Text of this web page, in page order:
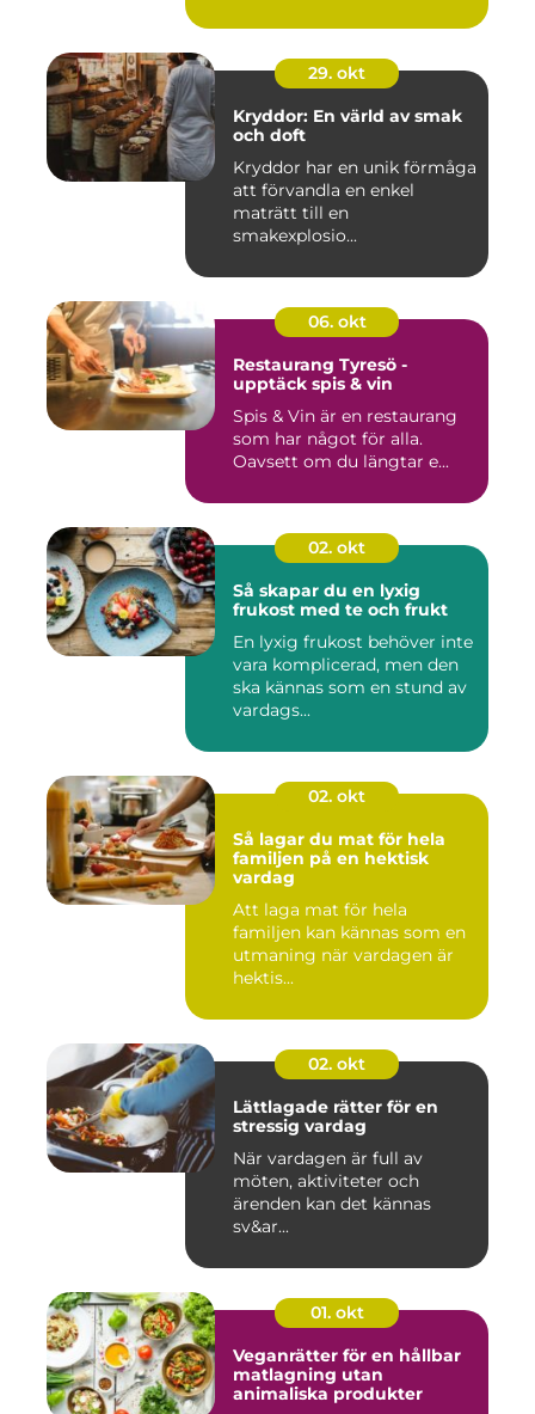
29. okt
Kryddor: En värld av smak
och doft
Kryddor har en unik förmåga
att förvandla en enkel
maträtt till en
smakexplosio...
06. okt
Restaurang Tyresö -
upptäck spis & vin
Spis & Vin är en restaurang
som har något för alla.
Oavsett om du längtar e...
02. okt
Så skapar du en lyxig
frukost med te och frukt
En lyxig frukost behöver inte
vara komplicerad, men den
ska kännas som en stund av
vardags...
02. okt
Så lagar du mat för hela
familjen på en hektisk
vardag
Att laga mat för hela
familjen kan kännas som en
utmaning när vardagen är
hektis...
02. okt
Lättlagade rätter för en
stressig vardag
När vardagen är full av
möten, aktiviteter och
ärenden kan det kännas
sv&ar...
01. okt
Veganrätter för en hållbar
matlagning utan
animaliska produkter